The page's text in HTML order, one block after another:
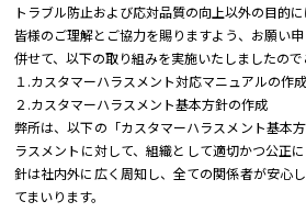
トラブル防止および応対品質の向上以外の目的に
皆様のご理解とご協力を賜りますよう、お願い申
併せて、以下の取り組みを実施いたしましたので
１.カスタマーハラスメント対応マニュアルの作成
２.カスタマーハラスメント基本方針の作成
弊所は、以下の「カスタマーハラスメント基本
ラスメントに対して、組織として適切かつ公正
針は社内外に広く周知し、全ての関係者が安心
てまいります。